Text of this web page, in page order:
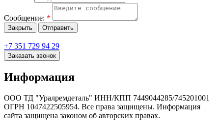
Сообщение: *
Закрыть Отправить
+7 351 729 94 29
Заказать звонок
Информация
ООО ТД "Уралремдеталь" ИНН/КПП 7449044285/745201001
ОГРН 1047422505954. Все права защищены. Информация
сайта защищена законом об авторских правах.